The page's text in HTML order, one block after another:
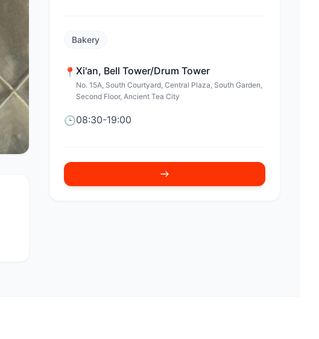
Bakery
📍 Xi'an, Bell Tower/Drum Tower
No. 15A, South Courtyard, Central Plaza, South Garden,
Second Floor, Ancient Tea City
🕒08:30-19:00